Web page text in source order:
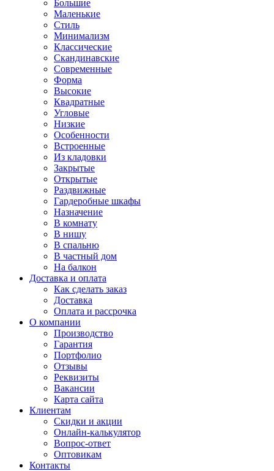
Большие
Маленькие
Стиль
Минимализм
Классические
Скандинавские
Современные
Форма
Высокие
Квадратные
Угловые
Низкие
Особенности
Встроенные
Из кладовки
Закрытые
Открытые
Раздвижные
Гардеробные шкафы
Назначение
В комнату
В нишу
В спальню
В частный дом
На балкон
Доставка и оплата
Как сделать заказ
Доставка
Оплата и рассрочка
О компании
Производство
Гарантия
Портфолио
Отзывы
Реквизиты
Вакансии
Карта сайта
Клиентам
Скидки и акции
Онлайн-калькулятор
Вопрос-ответ
Оптовикам
Контакты